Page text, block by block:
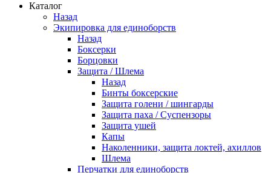
Каталог
Назад
Экипировка для единоборств
Назад
Боксерки
Борцовки
Защита / Шлема
Назад
Бинты боксерские
Защита голени / шингарды
Защита паха / Суспензоры
Защита ушей
Капы
Наколенники, защита локтей, ахиллов
Шлема
Перчатки для единоборств